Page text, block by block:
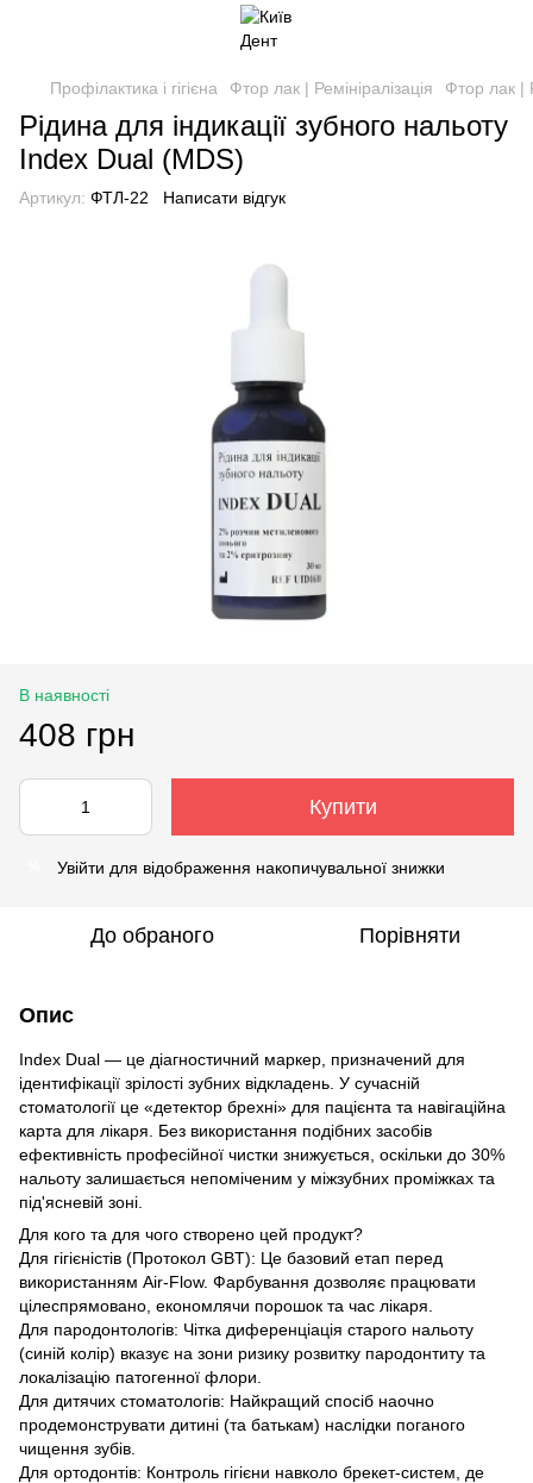
Профілактика і гігієна Фтор лак | Ремініралізація Фтор лак |
Рідина для індикації зубного нальоту
Index Dual (MDS)
Артикул: ФТЛ-22 Написати відгук
В наявності
408 грн
Купити
Увійти для відображення накопичувальної знижки
До обраного Порівняти
Опис
Index Dual — це діагностичний маркер, призначений для
ідентифікації зрілості зубних відкладень. У сучасній
стоматології це «детектор брехні» для пацієнта та навігаційна
карта для лікаря. Без використання подібних засобів
ефективність професійної чистки знижується, оскільки до 30%
нальоту залишається непоміченим у міжзубних проміжках та
під'ясневій зоні.
Для кого та для чого створено цей продукт?
Для гігієністів (Протокол GBT): Це базовий етап перед
використанням Air-Flow. Фарбування дозволяє працювати
цілеспрямовано, економлячи порошок та час лікаря.
Для пародонтологів: Чітка диференціація старого нальоту
(синій колір) вказує на зони ризику розвитку пародонтиту та
локалізацію патогенної флори.
Для дитячих стоматологів: Найкращий спосіб наочно
продемонструвати дитині (та батькам) наслідки поганого
чищення зубів.
Для ортодонтів: Контроль гігієни навколо брекет-систем, де